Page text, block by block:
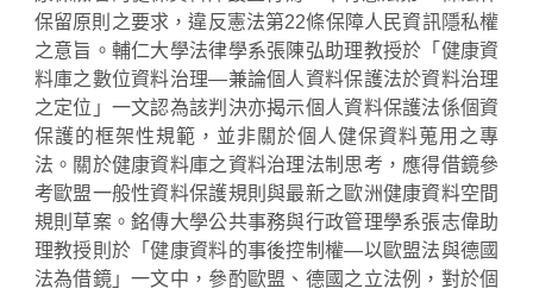
保留原則之要求，違反憲法第22條保障人民資訊隱私權
之意旨。輔仁大學法律學系張陳弘助理教授於「健康資
料庫之數位資料治理—兼論個人資料保護法於資料治理
之定位」一文認為該判決亦揭示個人資料保護法係個資
保護的框架性規範，並非關於個人健保資料蒐用之專
法。關於健康資料庫之資料治理法制思考，應得借鏡參
考歐盟一般性資料保護規則與最新之歐洲健康資料空間
規則草案。銘傳大學公共事務與行政管理學系張志偉助
理教授則於「健康資料的事後控制權—以歐盟法與德國
法為借鏡」一文中，參酌歐盟、德國之立法例，對於個